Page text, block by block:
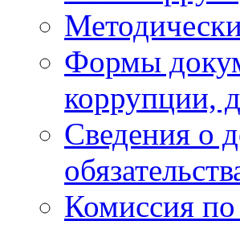
Формы
коррупции,
Сведения о
Комиссия